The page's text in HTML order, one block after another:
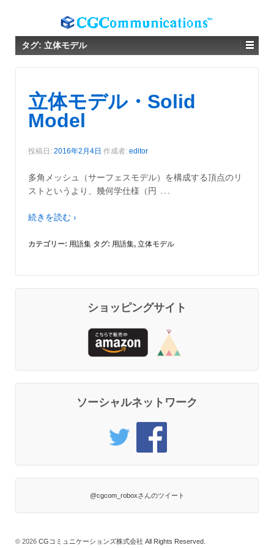
タグ: 立体モデル
立体モデル・Solid
Model
投稿日: 2016年2月4日 作成者: editor
多角メッシュ（サーフェスモデル）を構成する頂点のリ
ストというより、幾何学仕様（円 …
続きを読む ›
カテゴリー: 用語集 タグ: 用語集, 立体モデル
ショッピングサイト
ソーシャルネットワーク
@cgcom_roboxさんのツイート
© 2026 CGコミュニケーションズ株式会社 All Rights Reserved.